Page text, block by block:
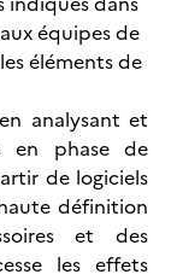
équipes de
éléments de
analysant et
en phase de
de logiciels
définition
et des
les effets